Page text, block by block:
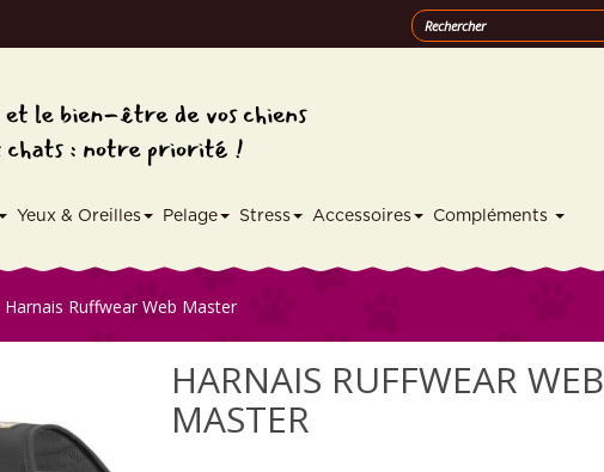
Yeux & Oreilles Pelage Stress Accessoires Compléments
Harnais Ruffwear Web Master
HARNAIS RUFFWEAR WEB
MASTER